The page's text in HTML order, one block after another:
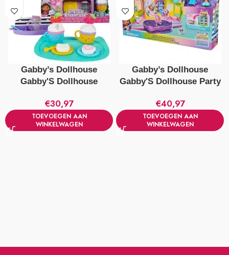
Gabby’s Dollhouse
Gabby'S Dollhouse
Serviessetje
€30,97
TOEVOEGEN AAN
WINKELWAGEN
Gabby’s Dollhouse
Gabby'S Dollhouse Party
€40,97
TOEVOEGEN AAN
WINKELWAGEN